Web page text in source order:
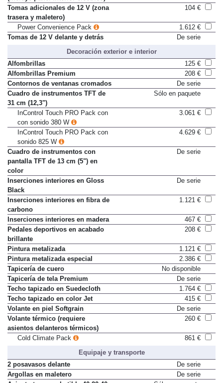
Tomas adicionales de 12 V (zona
trasera y maletero)
104 €
Power Convenience Pack
1.612 €
Tomas de 12 V delante y detrás
De serie
Decoración exterior e interior
Alfombrillas
125 €
Alfombrillas Premium
208 €
Contornos de ventanas cromados
De serie
Cuadro de instrumentos TFT de
31 cm (12,3")
Sólo en paquete
InControl Touch PRO Pack con
con sonido 380 W
3.061 €
InControl Touch PRO Pack con
sonido 825 W
4.629 €
Cuadro de instrumentos con
pantalla TFT de 13 cm (5") en
color
De serie
Inserciones interiores en Gloss
Black
De serie
Inserciones interiores en fibra de
carbono
1.121 €
Inserciones interiores en madera
467 €
Pedales deportivos en acabado
brillante
208 €
Pintura metalizada
1.121 €
Pintura metalizada especial
2.386 €
Tapicería de cuero
No disponible
Tapicería de tela Premium
De serie
Techo tapizado en Suedecloth
1.764 €
Techo tapizado en color Jet
415 €
Volante en piel Softgrain
De serie
Volante térmico (requiere
asientos delanteros térmicos)
260 €
Cold Climate Pack
861 €
Equipaje y transporte
2 posavasos delante
De serie
Argollas en maletero
De serie